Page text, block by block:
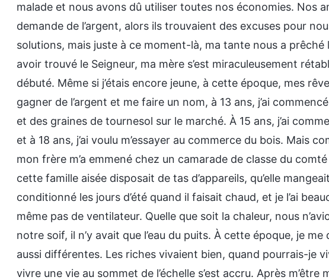
malade et nous avons dû utiliser toutes nos économies. Nos
demande de l’argent, alors ils trouvaient des excuses pour
solutions, mais juste à ce moment-là, ma tante nous a prêché
avoir trouvé le Seigneur, ma mère s’est miraculeusement
débuté. Même si j’étais encore jeune, à cette époque, mes
gagner de l’argent et me faire un nom, à 13 ans, j’ai
et des graines de tournesol sur le marché. À 15 ans, j’ai
et à 18 ans, j’ai voulu m’essayer au commerce du bois. Mais
mon frère m’a emmené chez un camarade de classe du
cette famille aisée disposait de tas d’appareils, qu’elle
conditionné les jours d’été quand il faisait chaud, et je l’ai
même pas de ventilateur. Quelle que soit la chaleur, nous
notre soif, il n’y avait que l’eau du puits. À cette époque, je
aussi différentes. Les riches vivaient bien, quand pourrais-je
vivre une vie au sommet de l’échelle s’est accru. Après m’être